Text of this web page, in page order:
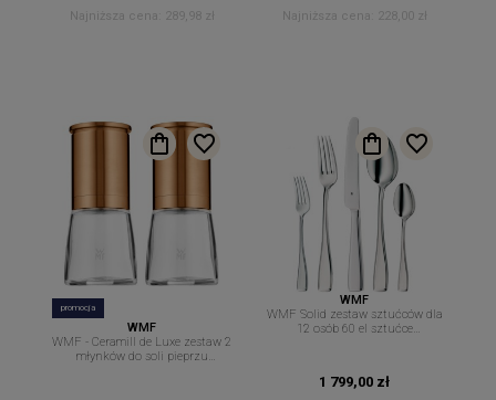
Najniższa cena:
289,98 zł
Najniższa cena:
228,00 zł
promocja
WMF
WMF - Ceramill de Luxe zestaw 2
młynków do soli pieprzu
WMF
WMF Solid zestaw sztućców dla
12 osób 60 el sztućce
1 799,00 zł